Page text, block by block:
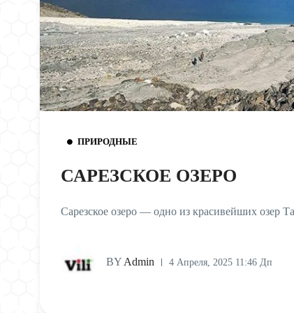
ПРИРОДНЫЕ
САРЕЗСКОЕ ОЗЕРО
Сарезское озеро — одно из красивейших озер
BY Admin 4 Апреля, 2025 11:46 Дп